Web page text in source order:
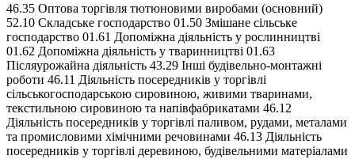
46.35 Оптова торгівля тютюновими виробами (основний)
52.10 Складське господарство 01.50 Змішане сільське
господарство 01.61 Допоміжна діяльність у рослинництві
01.62 Допоміжна діяльність у тваринництві 01.63
Післяурожайна діяльність 43.29 Інші будівельно-монтажні
роботи 46.11 Діяльність посередників у торгівлі
сільськогосподарською сировиною, живими тваринами,
текстильною сировиною та напівфабрикатами 46.12
Діяльність посередників у торгівлі паливом, рудами, металами
та промисловими хімічними речовинами 46.13 Діяльність
посередників у торгівлі деревиною, будівельними матеріалами